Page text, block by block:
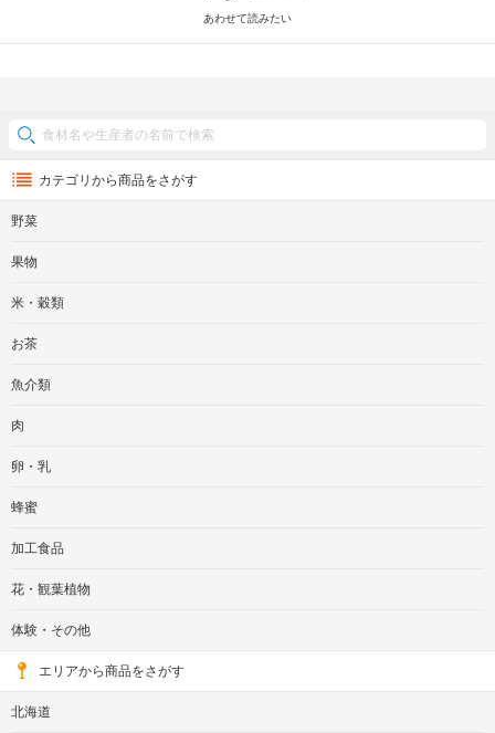
あわせて読みたい
カテゴリから商品をさがす
野菜
果物
米・穀類
お茶
魚介類
肉
卵・乳
蜂蜜
加工食品
花・観葉植物
体験・その他
エリアから商品をさがす
北海道